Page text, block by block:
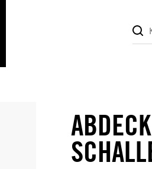
NICHT VORRÄTIG